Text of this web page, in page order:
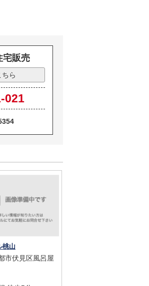
宅販売
ちら
021
桃山
市伏見区風呂屋